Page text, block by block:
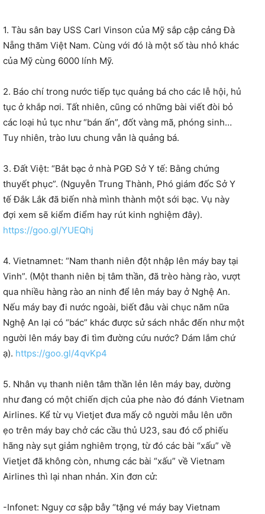
1. Tàu sân bay USS Carl Vinson của Mỹ sắp cập cảng Đà
Nẵng thăm Việt Nam. Cùng với đó là một số tàu nhỏ khác
của Mỹ cùng 6000 lính Mỹ.
2. Báo chí trong nước tiếp tục quảng bá cho các lễ hội, hủ
tục ở khắp nơi. Tất nhiên, cũng có những bài viết đòi bỏ
các loại hủ tục như “bán ấn”, đốt vàng mã, phóng sinh…
Tuy nhiên, trào lưu chung vẫn là quảng bá.
3. Đất Việt: “Bắt bạc ở nhà PGĐ Sở Y tế: Bằng chứng
thuyết phục”. (Nguyễn Trung Thành, Phó giám đốc Sở Y
tế Đắk Lắk đã biến nhà mình thành một sới bạc. Vụ này
đợi xem sẽ kiểm điểm hay rút kinh nghiệm đây).
https://goo.gl/YUEQhj
4. Vietnamnet: “Nam thanh niên đột nhập lên máy bay tại
Vinh”. (Một thanh niên bị tâm thần, đã trèo hàng rào, vượt
qua nhiều hàng rào an ninh để lên máy bay ở Nghệ An.
Nếu máy bay đi nước ngoài, biết đâu vài chục năm nữa
Nghệ An lại có “bác” khác được sử sách nhắc đến như một
người lên máy bay đi tìm đường cứu nước? Dám lắm chứ
ạ). https://goo.gl/4qvKp4
5. Nhân vụ thanh niên tâm thần lẻn lên máy bay, dường
như đang có một chiến dịch của phe nào đó đánh Vietnam
Airlines. Kể từ vụ Vietjet đưa mấy cô người mẫu lên ưỡn
ẹo trên máy bay chở các cầu thủ U23, sau đó cổ phiếu
hãng này sụt giảm nghiêm trọng, từ đó các bài “xấu” về
Vietjet đã không còn, nhưng các bài “xấu” về Vietnam
Airlines thì lại nhan nhản. Xin đơn cử:
-Infonet: Nguy cơ sập bẫy “tặng vé máy bay Vietnam